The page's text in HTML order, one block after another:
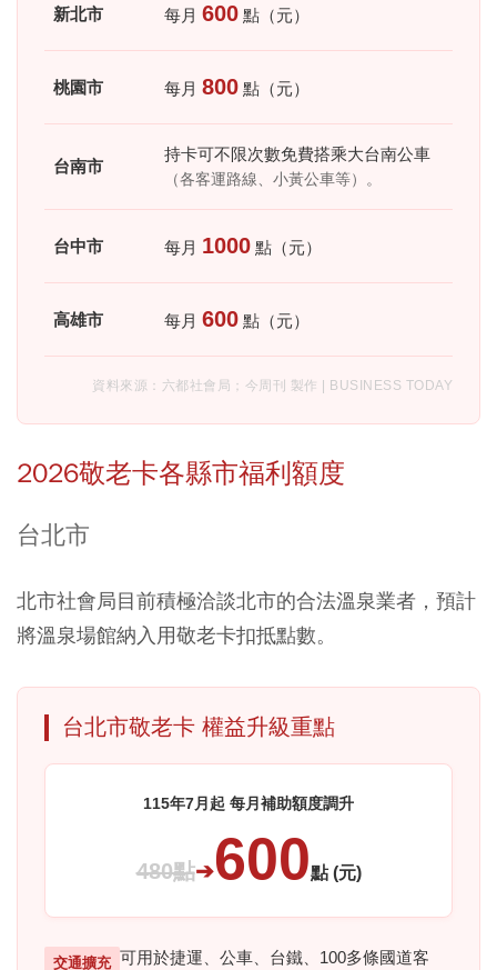
新北市 每月 600 點（元）
桃園市 每月 800 點（元）
台南市
持卡可不限次數免費搭乘大台南公車
（各客運路線、小黃公車等）。
台中市 每月 1000 點（元）
高雄市 每月 600 點（元）
資料來源：六都社會局；今周刊 製作 | BUSINESS TODAY
2026敬老卡各縣市福利額度
台北市
北市社會局目前積極洽談北市的合法溫泉業者，預計
將溫泉場館納入用敬老卡扣抵點數。
台北市敬老卡 權益升級重點
115年7月起 每月補助額度調升
480點➔600點 (元)
交通擴充 可用於捷運、公車、台鐵、100多條國道客